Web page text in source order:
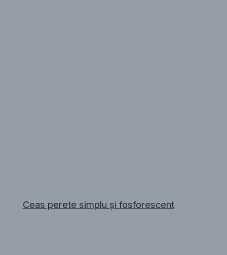
Ceas perete simplu și fosforescent